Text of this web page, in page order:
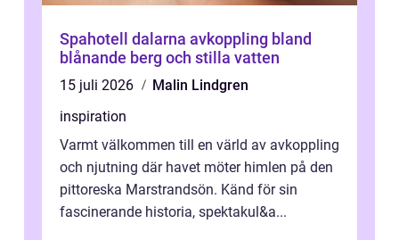
Spahotell dalarna avkoppling bland
blånande berg och stilla vatten
15 juli 2026
Malin Lindgren
inspiration
Varmt välkommen till en värld av avkoppling
och njutning där havet möter himlen på den
pittoreska Marstrandsön. Känd för sin
fascinerande historia, spektakul&a...